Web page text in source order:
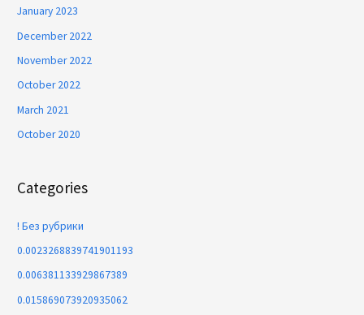
January 2023
December 2022
November 2022
October 2022
March 2021
October 2020
Categories
! Без рубрики
0.0023268839741901193
0.006381133929867389
0.015869073920935062